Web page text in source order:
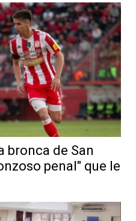
bronca de San
penal" que le